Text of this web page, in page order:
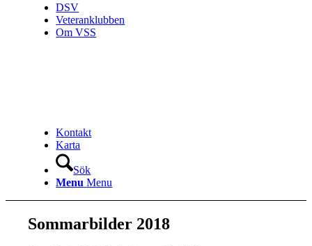
DSV
Veteranklubben
Om VSS
Kontakt
Karta
Sök
Menu Menu
Sommarbilder 2018